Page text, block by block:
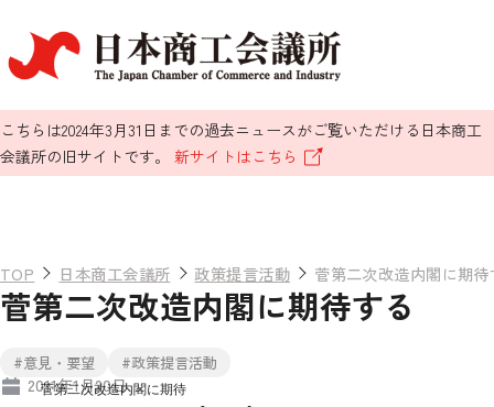
こちらは2024年3月31日までの過去ニュースがご覧いただける日本商工
会議所の旧サイトです。 新サイトはこちら
TOP 日本商工会議所 政策提言活動 菅第二次改造内閣に期待
菅第二次改造内閣に期待する
#意見・要望 #政策提言活動
2011年1月20日
菅第二次改造内閣に期待